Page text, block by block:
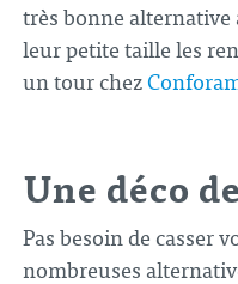
très bonne
leur petite taille les
un tour chez
Une déco
Pas besoin de casser
nombreuses